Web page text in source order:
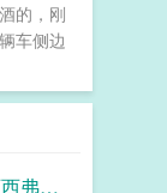
的，刚
车侧边
弗斯